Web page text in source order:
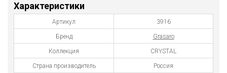
Характеристики
Артикул 3916
Бренд Grasaro
Коллекция CRYSTAL
Страна производитель Россия